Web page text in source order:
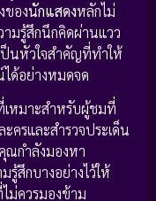
ของนักแสดงหลักไม่
มรู้สึกนึกคิดผ่านแวว
ป็นหัวใจสำคัญที่ทำให้
ได้อย่างหมดจด
เหมาะสำหรับผู้ชมที่
รและสำรวจประเด็น
ณกำลังมองหา
สึกบางอย่างไว้ให้
ม่ควรมองข้าม